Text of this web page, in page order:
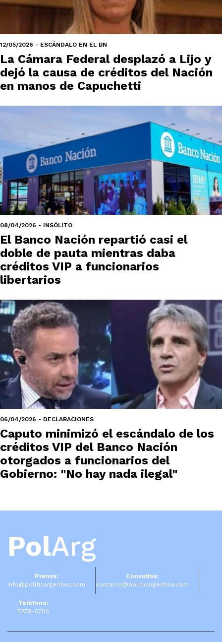
12/05/2026 - ESCÁNDALO EN EL BN
La Cámara Federal desplazó a Lijo y
dejó la causa de créditos del Nación
en manos de Capuchetti
08/04/2026 - INSÓLITO
El Banco Nación repartió casi el
doble de pauta mientras daba
créditos VIP a funcionarios
libertarios
06/04/2026 - DECLARACIONES
Caputo minimizó el escándalo de los
créditos VIP del Banco Nación
otorgados a funcionarios del
Gobierno: "No hay nada ilegal"
PolArg
Prensa:
info@politicargentina.com
Consultas:
contacto@politicargentina.com
Teléfono:
5279-5700